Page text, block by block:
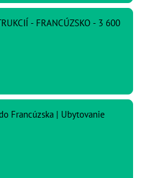
- FRANCÚZSKO - 3 600
Francúzska | Ubytovanie